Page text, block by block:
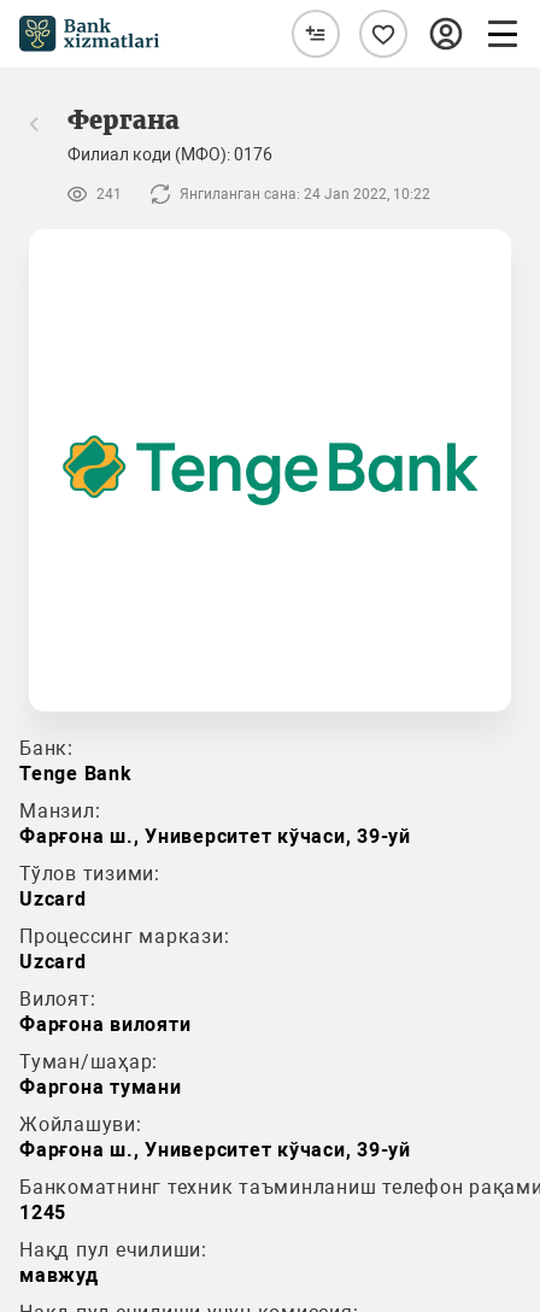
Фергана
Филиал коди (МФО): 0176
241 Янгиланган сана: 24 Jan 2022, 10:22
Банк:
Tenge Bank
Манзил:
Фарғона ш., Университет кўчаси, 39-уй
Тўлов тизими:
Uzcard
Процессинг маркази:
Uzcard
Вилоят:
Фарғона вилояти
Туман/шаҳар:
Фаргона тумани
Жойлашуви:
Фарғона ш., Университет кўчаси, 39-уй
Банкоматнинг техник таъминланиш телефон
1245
Нақд пул ечилиши:
мавжуд